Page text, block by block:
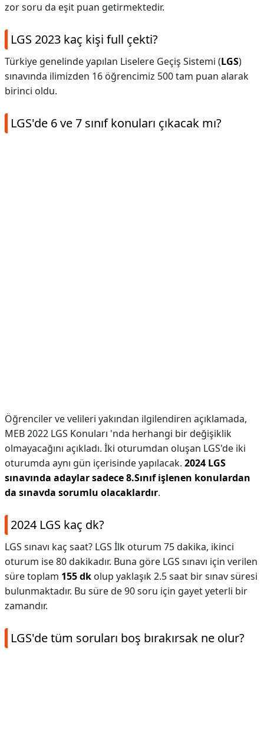
zor soru da eşit puan getirmektedir.
LGS 2023 kaç kişi full çekti?
Türkiye genelinde yapılan Liselere Geçiş Sistemi (LGS)
sınavında ilimizden 16 öğrencimiz 500 tam puan alarak
birinci oldu.
LGS'de 6 ve 7 sınıf konuları çıkacak mı?
Öğrenciler ve velileri yakından ilgilendiren açıklamada,
MEB 2022 LGS Konuları 'nda herhangi bir değişiklik
olmayacağını açıkladı. İki oturumdan oluşan LGS'de iki
oturumda aynı gün içerisinde yapılacak. 2024 LGS
sınavında adaylar sadece 8.Sınıf işlenen konulardan
da sınavda sorumlu olacaklardır.
2024 LGS kaç dk?
LGS sınavı kaç saat? LGS İlk oturum 75 dakika, ikinci
oturum ise 80 dakikadır. Buna göre LGS sınavı için verilen
süre toplam 155 dk olup yaklaşık 2.5 saat bir sınav süresi
bulunmaktadır. Bu süre de 90 soru için gayet yeterli bir
zamandır.
LGS'de tüm soruları boş bırakırsak ne olur?